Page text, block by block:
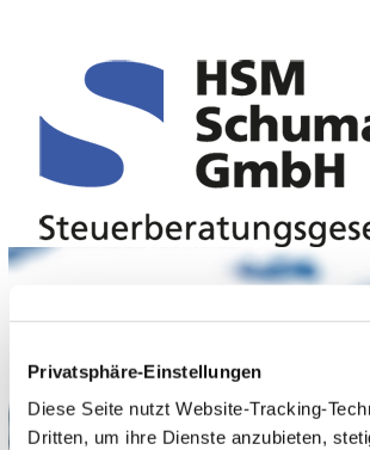
Privatsphäre-Einstellungen
Diese Seite nutzt Website-Tracking-
Dritten, um ihre Dienste anzubieten,